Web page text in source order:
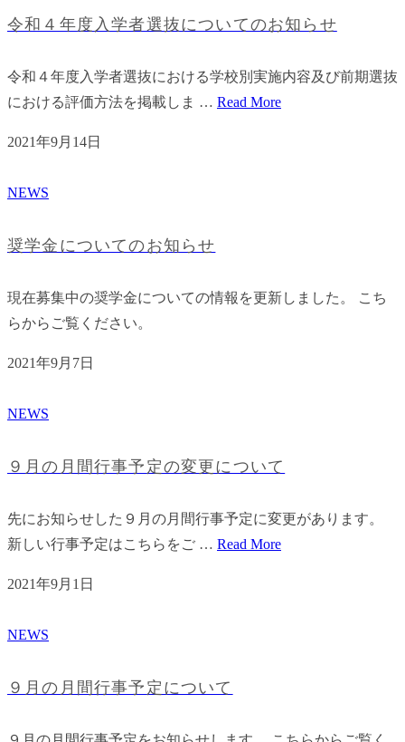
令和４年度入学者選抜についてのお知らせ
令和４年度入学者選抜における学校別実施内容及び前期選抜
における評価方法を掲載しま … Read More
2021年9月14日
NEWS
奨学金についてのお知らせ
現在募集中の奨学金についての情報を更新しました。 こち
らからご覧ください。
2021年9月7日
NEWS
９月の月間行事予定の変更について
先にお知らせした９月の月間行事予定に変更があります。
新しい行事予定はこちらをご … Read More
2021年9月1日
NEWS
９月の月間行事予定について